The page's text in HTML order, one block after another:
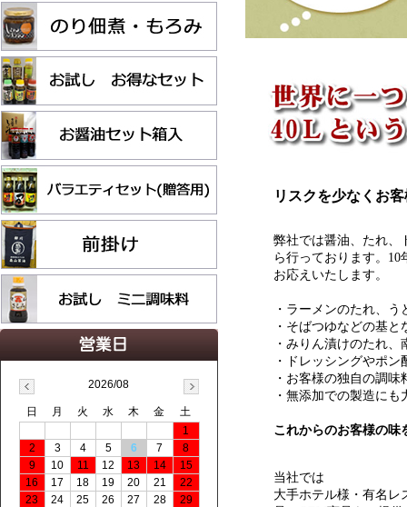
2026/08
日 月 火 水 木 金
土
1
2
3 4 5 6 7
8
9
10 11 12 13 14
15
16
17 18 19 20 21
22
23
24 25 26 27 28
29